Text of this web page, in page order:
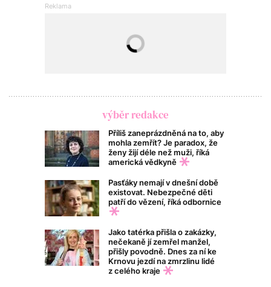
výběr redakce
Příliš zaneprázdněná na to, aby
mohla zemřít? Je paradox, že
ženy žijí déle než muži, říká
americká vědkyně
Pasťáky nemají v dnešní době
existovat. Nebezpečné děti
patří do vězení, říká odbornice
Jako tatérka přišla o zakázky,
nečekaně jí zemřel manžel,
přišly povodně. Dnes za ní ke
Krnovu jezdí na zmrzlinu lidé
z celého kraje